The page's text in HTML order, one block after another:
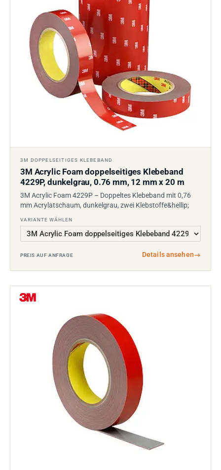
3M DOPPELSEITIGES KLEBEBAND
3M Acrylic Foam doppelseitiges Klebeband
4229P, dunkelgrau, 0.76 mm, 12 mm x 20 m
3M Acrylic Foam 4229P – Doppeltes Klebeband mit 0,76
mm Acrylatschaum, dunkelgrau, zwei Klebstoffe&hellip;
VARIANTE WÄHLEN
PREIS AUF ANFRAGE Details ansehen→